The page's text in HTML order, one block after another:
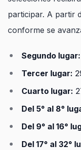
participar. A partir
conforme se
Segundo lugar:
Tercer lugar:
Cuarto lugar:
Del 5° al 8°
Del 9° al 16°
Del 17° al 32°